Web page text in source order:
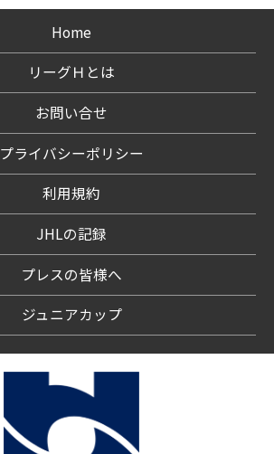
Home
リーグＨとは
お問い合せ
プライバシーポリシー
利用規約
JHLの記録
プレスの皆様へ
ジュニアカップ